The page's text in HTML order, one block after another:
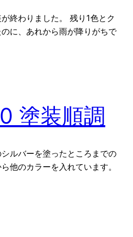
終わりました。 残り1色とク
に、あれから雨が降りがちで
塗装順調
ルバーを塗ったところまでの
他のカラーを入れています。